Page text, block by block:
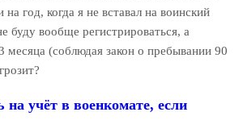
год, когда я не вставал на воинский
буду вообще регистрироваться, а
месяца (соблюдая закон о пребывании 90
учёт в военкомате, если